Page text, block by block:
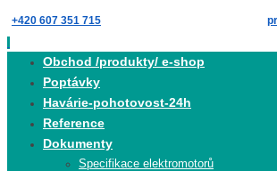
Skip
to
content
+420 607 351 715
Obchod /produkty/ e-shop
Poptávky
Havárie-pohotovost-24h
Reference
Dokumenty
Specifikace elektromotorů